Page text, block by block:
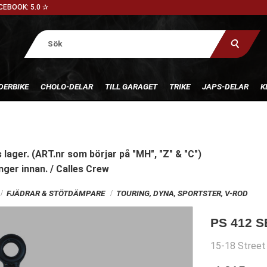
5.0 ✰
CHOLO-DELAR TILL GARAGET TRIKE JAPS-DELAR
(ART.nr som börjar på "MH", "Z" & "C")
innan. / Calles Crew
FJÄDRAR & STÖTDÄMPARE TOURING, DYNA, SPORTSTER, V-ROD
PS 412
15-18 Street